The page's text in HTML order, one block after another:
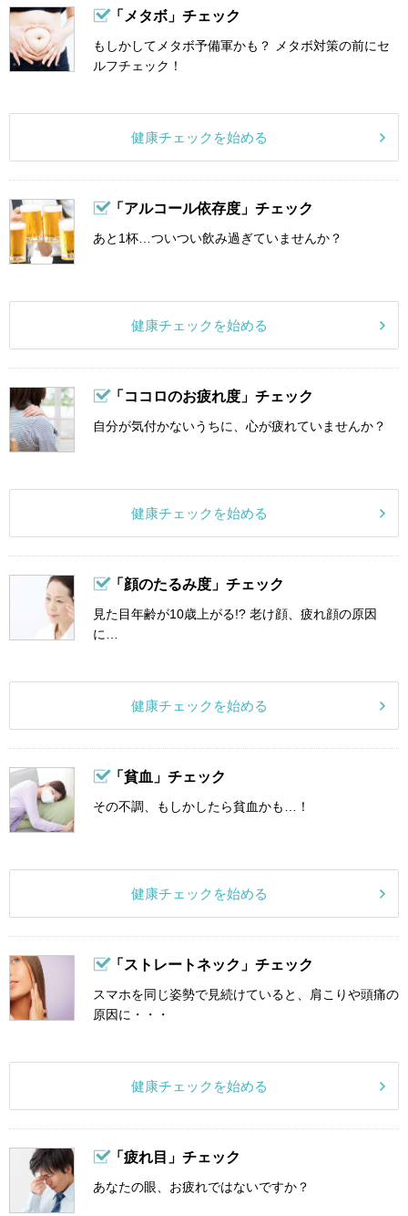
「メタボ」チェック
もしかしてメタボ予備軍かも？ メタボ対策の前にセ
ルフチェック！
健康チェックを始める
「アルコール依存度」チェック
あと1杯…ついつい飲み過ぎていませんか？
健康チェックを始める
「ココロのお疲れ度」チェック
自分が気付かないうちに、心が疲れていませんか？
健康チェックを始める
「顔のたるみ度」チェック
見た目年齢が10歳上がる!? 老け顔、疲れ顔の原因
に…
健康チェックを始める
「貧血」チェック
その不調、もしかしたら貧血かも…！
健康チェックを始める
「ストレートネック」チェック
スマホを同じ姿勢で見続けていると、肩こりや頭痛の
原因に・・・
健康チェックを始める
「疲れ目」チェック
あなたの眼、お疲れではないですか？